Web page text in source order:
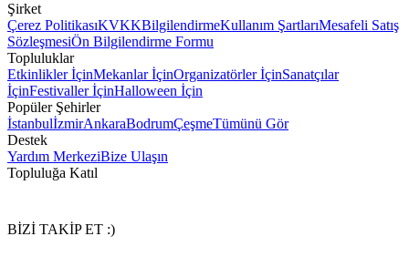
Şirket
Çerez PolitikasıKVKKBilgilendirmeKullanım ŞartlarıMesafeli Satış
SözleşmesiÖn Bilgilendirme Formu
Topluluklar
Etkinlikler İçinMekanlar İçinOrganizatörler İçinSanatçılar
İçinFestivaller İçinHalloween İçin
Popüler Şehirler
İstanbulİzmirAnkaraBodrumÇeşmeTümünü Gör
Destek
Yardım MerkeziBize Ulaşın
Topluluğa Katıl
BİZİ TAKİP ET :)